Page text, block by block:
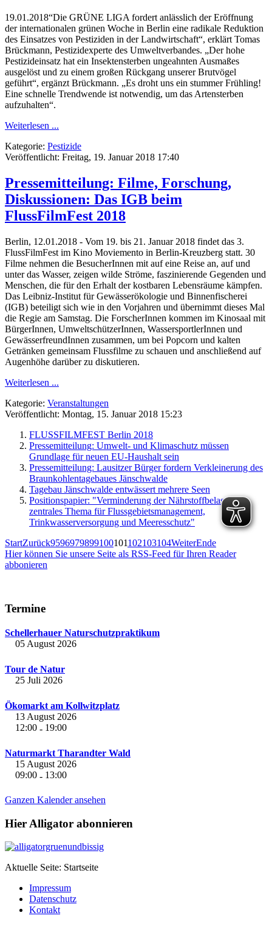
19.01.2018“Die GRÜNE LIGA fordert anlässlich der Eröffnung
der internationalen grünen Woche in Berlin eine radikale Reduktion
des Einsatzes von Pestiziden in der Landwirtschaft“, erklärt Tomas
Brückmann, Pestizidexperte des Umweltverbandes. „Der hohe
Pestizideinsatz hat ein Insektensterben ungeahnten Ausmaßes
ausgelöst und zu einem großen Rückgang unserer Brutvögel
geführt“, ergänzt Brückmann. „Es droht uns ein stummer Frühling!
Eine schnelle Trendwende ist notwendig, um das Artensterben
aufzuhalten“.
Weiterlesen ...
Kategorie: Pestizide
Veröffentlicht: Freitag, 19. Januar 2018 17:40
Pressemitteilung: Filme, Forschung,
Diskussionen: Das IGB beim
FlussFilmFest 2018
Berlin, 12.01.2018 - Vom 19. bis 21. Januar 2018 findet das 3.
FlussFilmFest im Kino Moviemento in Berlin-Kreuzberg statt. 30
Filme nehmen die BesucherInnen mit auf eine Reise an, auf und
unter das Wasser, zeigen wilde Ströme, faszinierende Gegenden und
Menschen, die für den Erhalt der kostbaren Lebensräume kämpfen.
Das Leibniz-Institut für Gewässerökologie und Binnenfischerei
(IGB) beteiligt sich wie in den Vorjahren und übernimmt dieses Mal
die Regie am Samstag. Die ForscherInnen kommen im Kinosaal mit
BürgerInnen, UmweltschützerInnen, WassersportlerInnen und
GewässerfreundInnen zusammen, um bei Popcorn und kalten
Getränken gemeinsam Flussfilme zu schauen und anschließend auf
Augenhöhe darüber zu diskutieren.
Weiterlesen ...
Kategorie: Veranstaltungen
Veröffentlicht: Montag, 15. Januar 2018 15:23
FLUSSFILMFEST Berlin 2018
Pressemitteilung: Umwelt- und Klimaschutz müssen
Grundlage für neuen EU-Haushalt sein
Pressemitteilung: Lausitzer Bürger fordern Verkleinerung des
Braunkohlentagebaues Jänschwalde
Tagebau Jänschwalde entwässert mehrere Seen
Positionspapier: "Verminderung der Nährstoffbelastung -
zentrales Thema für Flussgebietsmanagement,
Trinkwasserversorgung und Meeresschutz"
StartZurück9596979899100101102103104WeiterEnde
Hier können Sie unsere Seite als RSS-Feed für Ihren Reader
abbonieren
Termine
Schellerhauer Naturschutzpraktikum
05 August 2026
Tour de Natur
25 Juli 2026
Ökomarkt am Kollwitzplatz
13 August 2026
12:00 - 19:00
Naturmarkt Tharandter Wald
15 August 2026
09:00 - 13:00
Ganzen Kalender ansehen
Hier Alligator abonnieren
Aktuelle Seite: Startseite
Impressum
Datenschutz
Kontakt